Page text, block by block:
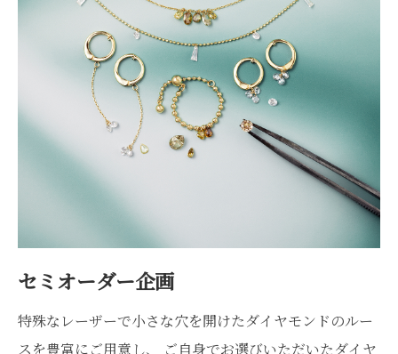
セミオーダー企画
特殊なレーザーで小さな穴を開けたダイヤモンドのルー
スを豊富にご用意し、 ご自身でお選びいただいたダイヤ